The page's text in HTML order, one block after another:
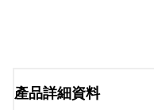
產品詳細資料